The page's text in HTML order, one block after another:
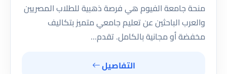
منحة جامعة الفيوم هي فرصة ذهبية للطلاب المصريين
والعرب الباحثين عن تعليم جامعي متميز بتكاليف
مخفضة أو مجانية بالكامل. تقدم…
التفاصيل